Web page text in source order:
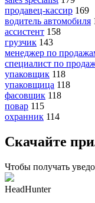
продавец-кассир 169
водитель автомобиля
ассистент 158
грузчик 143
менеджер по
специалист по
упаковщик 118
упаковщица 118
фасовщик 118
повар 115
охранник 114
Скачайте
Чтобы получать
HeadHunter